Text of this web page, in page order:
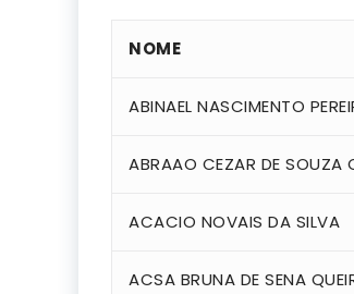
NOME
ABINAEL NASCIMENTO
ABRAAO CEZAR DE SOUZA
ACACIO NOVAIS DA SILVA
ACSA BRUNA DE SENA